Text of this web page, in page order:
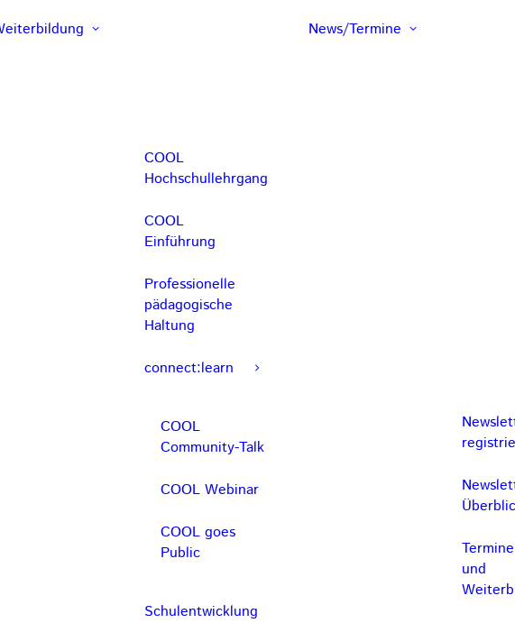
COOL
Hochschullehrgang
COOL
Einführung
Professionelle
pädagogische
Haltung
connect:learn
COOL
Community-Talk
COOL Webinar
COOL goes
Public
Schulentwicklung
News/Termine
und